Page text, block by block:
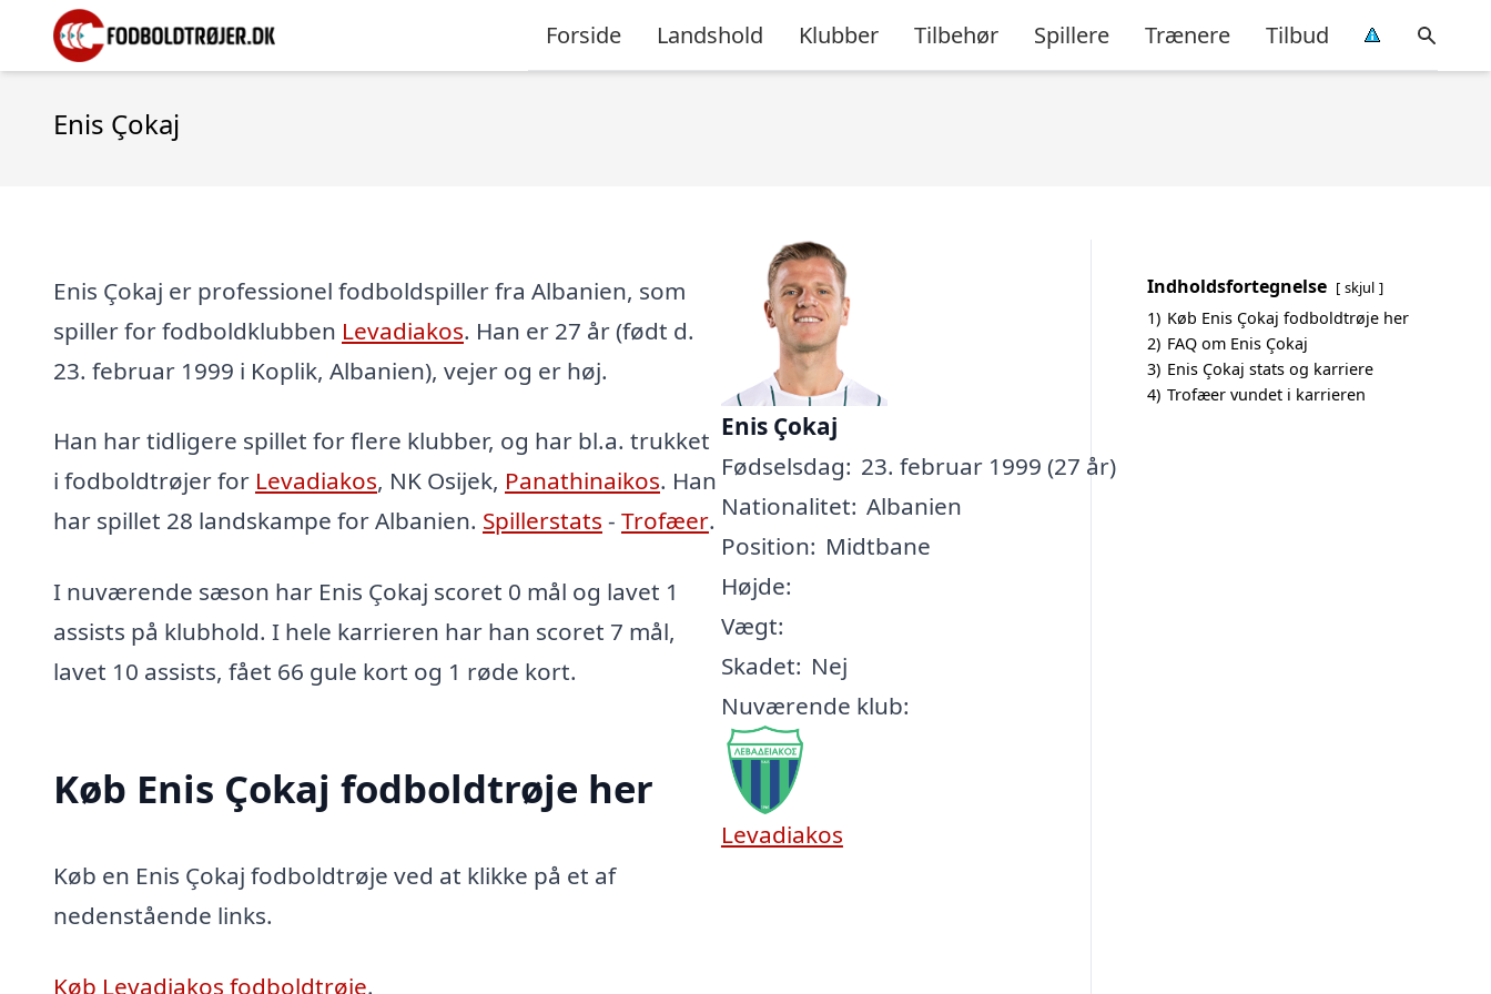
Forside Landshold Klubber Tilbehør Spillere Trænere Tilbud
Enis Çokaj
Enis Çokaj er professionel fodboldspiller fra Albanien, som
spiller for fodboldklubben Levadiakos. Han er 27 år (født d.
23. februar 1999 i Koplik, Albanien), vejer og er høj.
Han har tidligere spillet for flere klubber, og har bl.a. trukket
i fodboldtrøjer for Levadiakos, NK Osijek, Panathinaikos. Han
har spillet 28 landskampe for Albanien. Spillerstats - Trofæer.
I nuværende sæson har Enis Çokaj scoret 0 mål og lavet 1
assists på klubhold. I hele karrieren har han scoret 7 mål,
lavet 10 assists, fået 66 gule kort og 1 røde kort.
Køb Enis Çokaj fodboldtrøje her
Køb en Enis Çokaj fodboldtrøje ved at klikke på et af
nedenstående links.
Køb Levadiakos fodboldtrøje.
Enis Çokaj
Fødselsdag: 23. februar 1999 (27 år)
Nationalitet: Albanien
Position: Midtbane
Højde:
Vægt:
Skadet: Nej
Nuværende klub:
Levadiakos
Indholdsfortegnelse skjul
1) Køb Enis Çokaj fodboldtrøje her
2) FAQ om Enis Çokaj
3) Enis Çokaj stats og karriere
4) Trofæer vundet i karrieren